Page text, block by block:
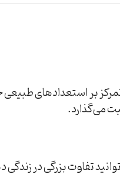
بر استعدادهای
می‌گذارد.
تفاوت بزرگی در زندگی